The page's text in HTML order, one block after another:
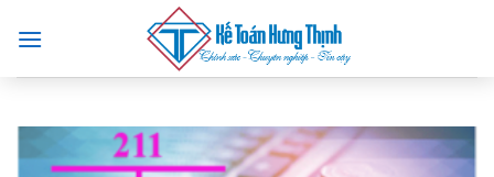
content